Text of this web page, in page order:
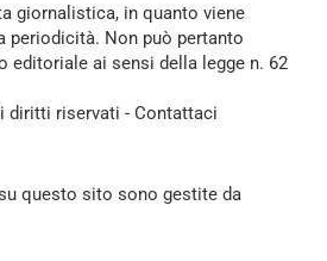
giornalistica, in quanto viene
periodicità. Non può pertanto
editoriale ai sensi della legge n. 62
diritti riservati - Contattaci
questo sito sono gestite da